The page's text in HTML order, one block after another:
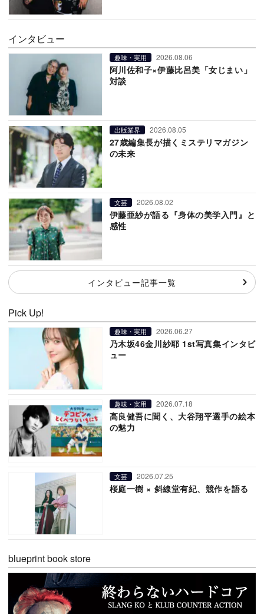
インタビュー
趣味・実用 2026.08.06
阿川佐和子×伊藤比呂美「女じまい」
対談
出版業界 2026.08.05
27歳編集長が描くミステリマガジン
の未来
文芸 2026.08.02
伊藤亜紗が語る『身体の美学入門』と
感性
インタビュー記事一覧
Pick Up!
趣味・実用 2026.06.27
乃木坂46金川紗耶 1st写真集インタビ
ュー
趣味・実用 2026.07.18
高良健吾に聞く、大谷翔平選手の絵本
の魅力
文芸 2026.07.25
桜庭一樹 × 斜線堂有紀、競作を語る
blueprint book store